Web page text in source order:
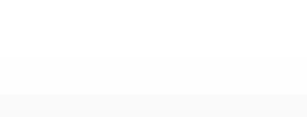
か? 当社ではお客様のプライバシーを